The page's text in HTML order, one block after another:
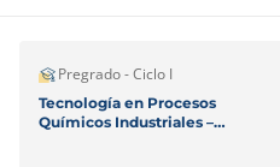
Pregrado - Ciclo I
Tecnología en Procesos
Químicos Industriales –